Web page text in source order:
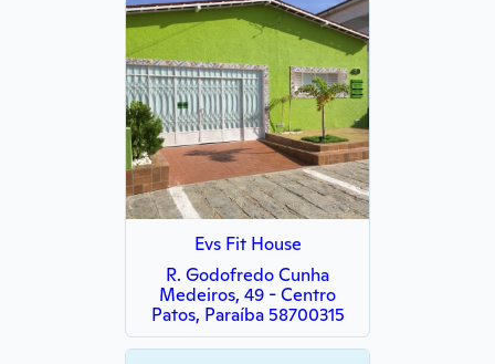
Evs Fit House
R. Godofredo Cunha
Medeiros, 49 - Centro
Patos, Paraíba 58700315